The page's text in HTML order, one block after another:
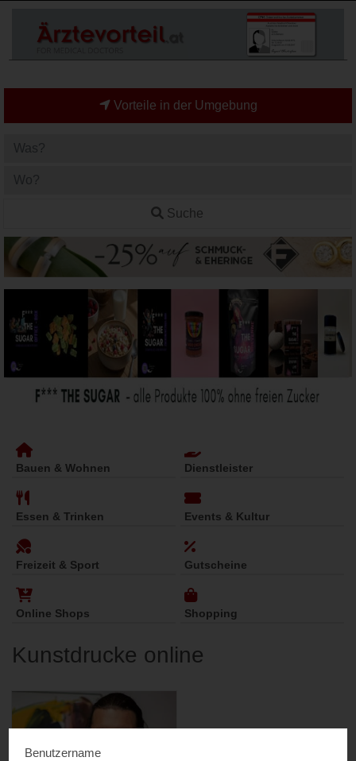
Vorteile in der Umgebung
Suche
Bauen & Wohnen Dienstleister
Essen & Trinken Events & Kultur
Freizeit & Sport Gutscheine
Online Shops Shopping
Kunstdrucke online
Benutzername